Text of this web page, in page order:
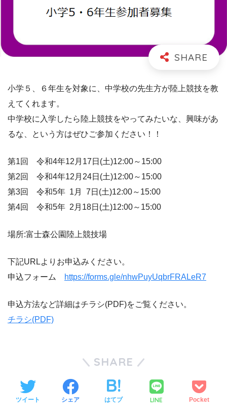
小学５、６年生を対象に、中学校の先生方が陸上競技を教
えてくれます。
中学校に入学したら陸上競技をやってみたいな、興味があ
るな、という方はぜひご参加ください！！
第1回 令和4年12月17日(土)12:00～15:00
第2回 令和4年12月24日(土)12:00～15:00
第3回 令和5年 1月 7日(土)12:00～15:00
第4回 令和5年 2月18日(土)12:00～15:00
場所:富士森公園陸上競技場
下記URLよりお申込みください。
申込フォーム
https://forms.gle/nhwPuyUqbrFRALeR7
申込方法など詳細はチラシ(PDF)をご覧ください。
チラシ(PDF)
SHARE
ツイート シェア はてブ LINE Pocket